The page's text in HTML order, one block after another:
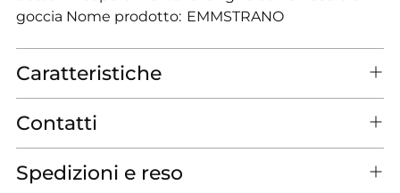
goccia Nome prodotto: EMMSTRANO
Caratteristiche
Contatti
Spedizioni e reso